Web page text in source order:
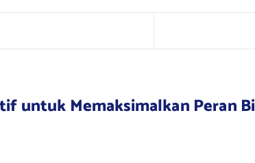
untuk Memaksimalkan Peran